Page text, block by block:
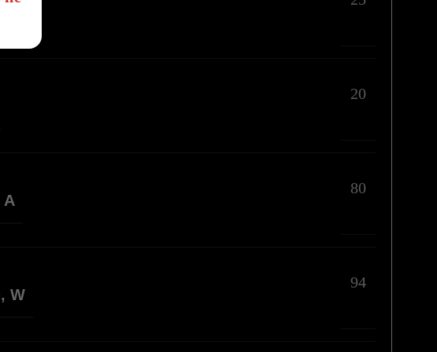
20
A
80
W
94